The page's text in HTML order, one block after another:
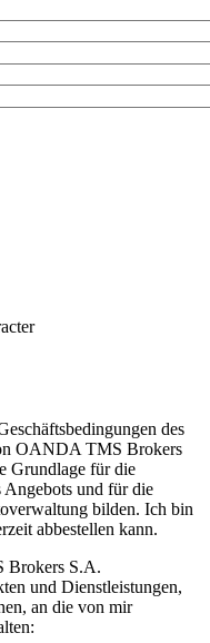
des
OANDA TMS Brokers
Grundlage für die
und für die
bilden. Ich bin
abbestellen kann.
S.A.
und Dienstleistungen,
an die von mir